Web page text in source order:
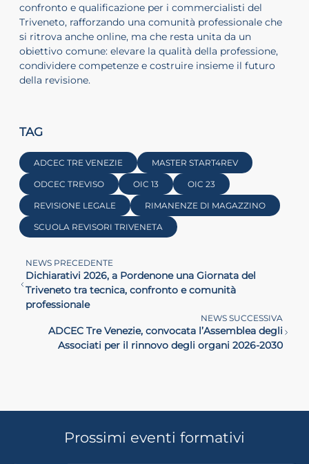
confronto e qualificazione per i commercialisti del
Triveneto, rafforzando una comunità professionale che
si ritrova anche online, ma che resta unita da un
obiettivo comune: elevare la qualità della professione,
condividere competenze e costruire insieme il futuro
della revisione.
TAG
ADCEC TRE VENEZIE MASTER START4REV
ODCEC TREVISO OIC 13 OIC 23
REVISIONE LEGALE RIMANENZE DI MAGAZZINO
SCUOLA REVISORI TRIVENETA
NEWS PRECEDENTE
Dichiarativi 2026, a Pordenone una Giornata del
Triveneto tra tecnica, confronto e comunità
professionale
NEWS SUCCESSIVA
ADCEC Tre Venezie, convocata l’Assemblea degli
Associati per il rinnovo degli organi 2026-2030
Prossimi eventi formativi